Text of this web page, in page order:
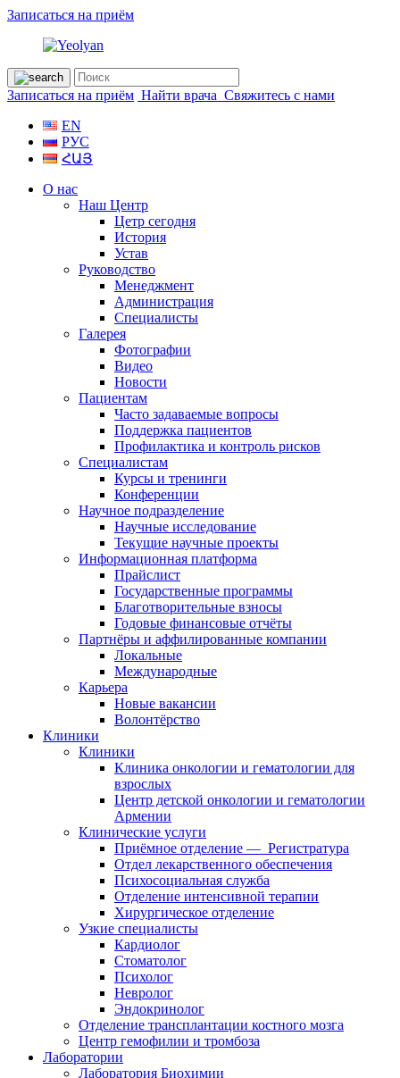
Записаться на приём
Записаться на приём Найти врача Свяжитесь с нами
EN
РУС
ՀԱՅ
О нас
Наш Центр
Цетр сегодня
История
Устав
Руководство
Менеджмент
Администрация
Специалисты
Галерея
Фотографии
Видео
Новости
Пациентам
Часто задаваемые вопросы
Поддержка пациентов
Профилактика и контроль рисков
Специалистам
Курсы и тренинги
Конференции
Научное подразделение
Научные исследованиe
Текущие научные проекты
Информационная платформа
Прайслист
Государственные программы
Благотворительные взносы
Годовые финансовые отчёты
Партнёры и аффилированные компании
Локальные
Международные
Карьера
Новые вакансии
Волонтёрство
Клиники
Клиники
Клиника онкологии и гематологии для
взрослых
Центр детской онкологии и гематологии
Армении
Клинические услуги
Приёмное отделение — Регистратура
Отдел лекарственного обеспечения
Психосоциальная служба
Отделение интенсивной терапии
Хирургическое отделение
Узкие специалисты
Кардиолог
Стоматолог
Психолог
Невролог
Эндокринолог
Отделение трансплантации костного мозга
Центр гемофилии и тромбоза
Лаборатории
Лаборатория Биохимии